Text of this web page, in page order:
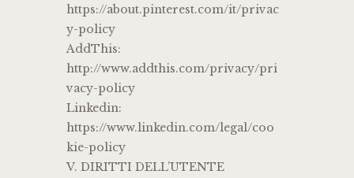
https://about.pinterest.com/it/privac
y-policy
AddThis:
http://www.addthis.com/privacy/pri
vacy-policy
Linkedin:
https://www.linkedin.com/legal/coo
kie-policy
V. DIRITTI DELL’UTENTE